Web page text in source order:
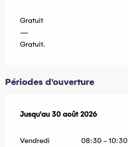
Gratuit
—
Gratuit.
Périodes d'ouverture
Du3 août 2026au30 août 2026
Jusqu'au 30 août 2026
Vendredi 08:30 - 10:30